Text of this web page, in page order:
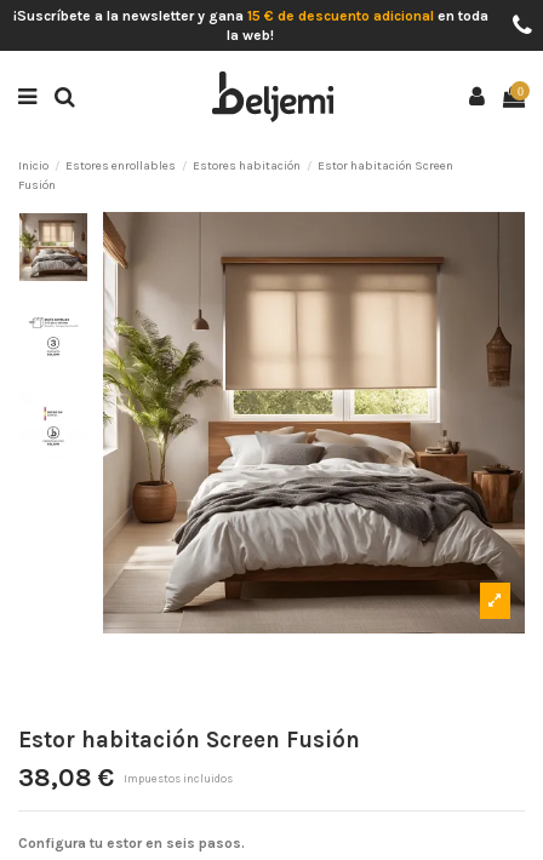
¡Suscríbete a la newsletter y gana 15 € de descuento adicional en toda
la web!
0
Inicio Estores enrollables Estores habitación
Estor habitación Screen
Fusión
Estor habitación Screen Fusión
38,08 € Impuestos incluidos
Configura tu estor en seis pasos.